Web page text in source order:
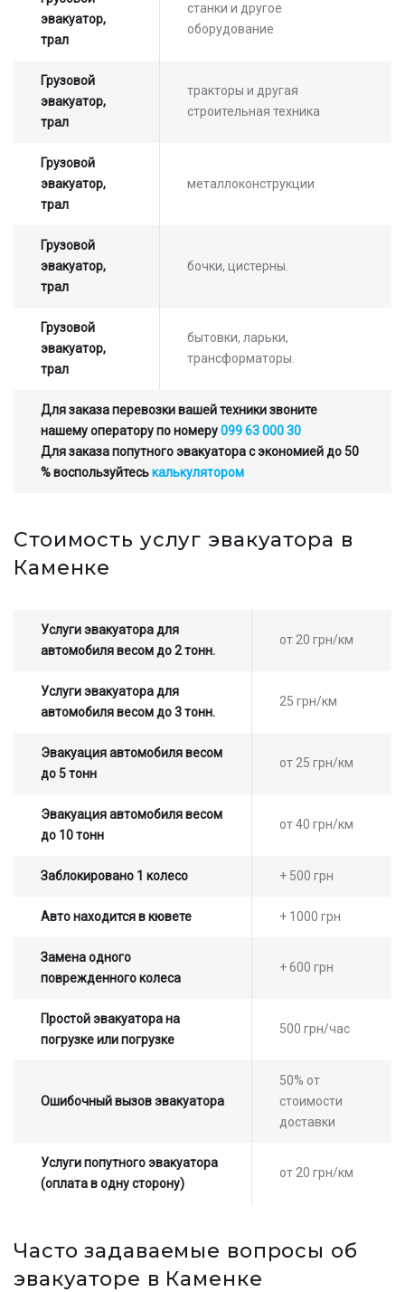
эвакуатор,
трал
станки и другое
оборудование
Грузовой
эвакуатор,
трал
тракторы и другая
строительная техника
Грузовой
эвакуатор,
трал
металлоконструкции
Грузовой
эвакуатор,
трал
бочки, цистерны.
Грузовой
эвакуатор,
трал
бытовки, ларьки,
трансформаторы.
Для заказа перевозки вашей техники звоните
нашему оператору по номеру099 63 000 30
Для заказа попутного эвакуатора с экономией до 50
% воспользуйтеськалькулятором
Стоимость услуг эвакуатора в
Каменке
Услуги эвакуатора для
автомобиля весом до 2 тонн.
от 20 грн/км
Услуги эвакуатора для
автомобиля весом до 3 тонн.
25 грн/км
Эвакуация автомобиля весом
до 5 тонн
от 25 грн/км
Эвакуация автомобиля весом
до 10 тонн
от 40 грн/км
Заблокировано 1 колесо + 500 грн
Авто находится в кювете + 1000 грн
Замена одного
поврежденного колеса
+ 600 грн
Простой эвакуатора на
погрузке или погрузке
500 грн/час
Ошибочный вызов эвакуатора
50% от
стоимости
доставки
Услуги попутного эвакуатора
(оплата в одну сторону)
от 20 грн/км
Часто задаваемые вопросы об
эвакуаторе в Каменке
стоимости услуг с нашим